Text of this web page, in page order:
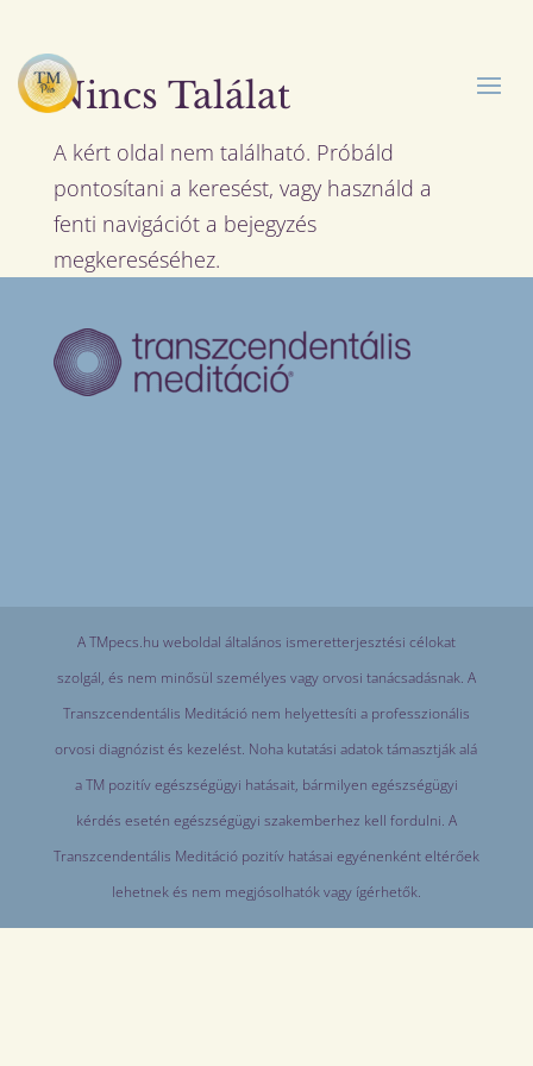
Nincs Találat
A kért oldal nem található. Próbáld
pontosítani a keresést, vagy használd a
fenti navigációt a bejegyzés
megkereséséhez.
A TMpecs.hu weboldal általános ismeretterjesztési célokat
szolgál, és nem minősül személyes vagy orvosi tanácsadásnak. A
Transzcendentális Meditáció nem helyettesíti a professzionális
orvosi diagnózist és kezelést. Noha kutatási adatok támasztják alá
a TM pozitív egészségügyi hatásait, bármilyen egészségügyi
kérdés esetén egészségügyi szakemberhez kell fordulni. A
Transzcendentális Meditáció pozitív hatásai egyénenként eltérőek
lehetnek és nem megjósolhatók vagy ígérhetők.